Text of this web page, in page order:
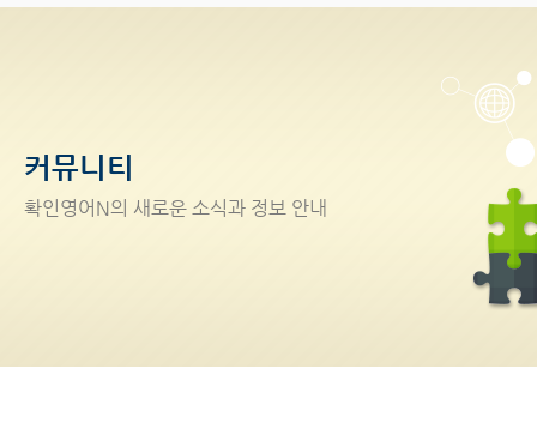
커뮤니티
확인영어 N의 새로운 소식과 정보 안내